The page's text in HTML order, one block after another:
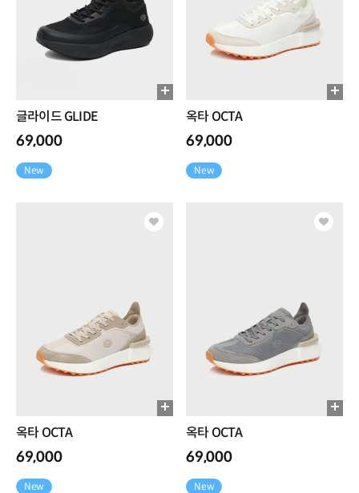
글라이드 GLIDE
69,000
New
옥타 OCTA
69,000
New
옥타 OCTA
69,000
New
옥타 OCTA
69,000
New